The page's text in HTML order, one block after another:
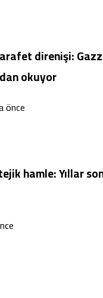
direnişi:
okuyor
önce
hamle: Yıllar